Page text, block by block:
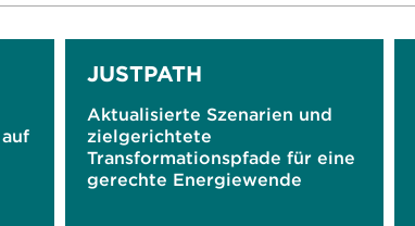
JUSTPATH
Aktualisierte Szenarien und
zielgerichtete
Transformationspfade für eine
gerechte Energiewende